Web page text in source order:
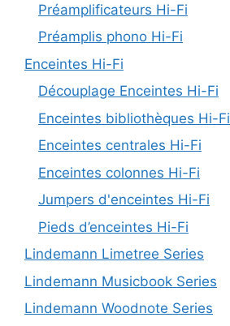
Préamplificateurs Hi-Fi
Préamplis phono Hi-Fi
Enceintes Hi-Fi
Découplage Enceintes Hi-Fi
Enceintes bibliothèques Hi-Fi
Enceintes centrales Hi-Fi
Enceintes colonnes Hi-Fi
Jumpers d'enceintes Hi-Fi
Pieds d’enceintes Hi-Fi
Lindemann Limetree Series
Lindemann Musicbook Series
Lindemann Woodnote Series